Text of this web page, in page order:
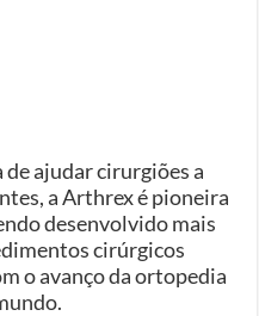
ajudar cirurgiões a
a Arthrex é pioneira
desenvolvido mais
cirúrgicos
o avanço da ortopedia